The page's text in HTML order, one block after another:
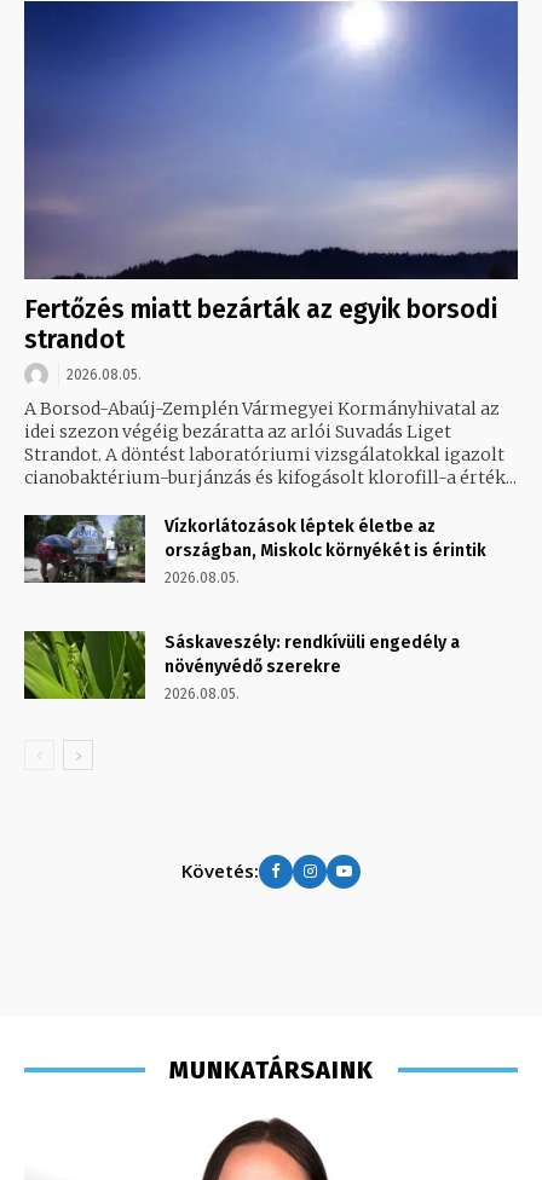
Fertőzés miatt bezárták az egyik borsodi
strandot
2026.08.05.
A Borsod-Abaúj-Zemplén Vármegyei Kormányhivatal az
idei szezon végéig bezáratta az arlói Suvadás Liget
Strandot. A döntést laboratóriumi vizsgálatokkal igazolt
cianobaktérium-burjánzás és kifogásolt klorofill-a érték...
Vízkorlátozások léptek életbe az
országban, Miskolc környékét is érintik
2026.08.05.
Sáskaveszély: rendkívüli engedély a
növényvédő szerekre
2026.08.05.
Követés:
MUNKATÁRSAINK